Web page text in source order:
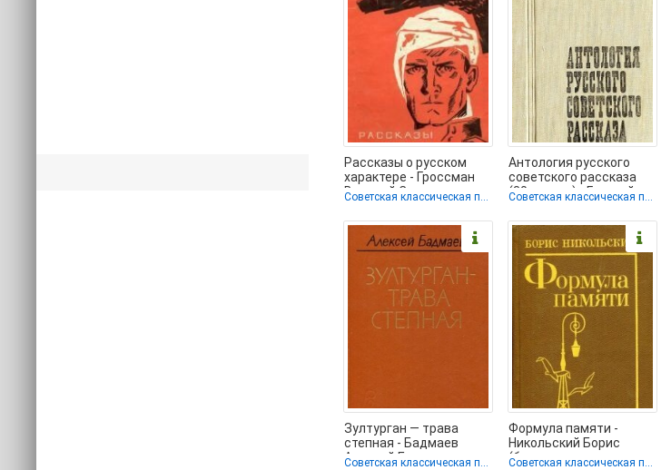
Рассказы о русском
характере - Гроссман
Василий Семенович
Советская классическая проза
Антология русского
советского рассказа
(30-е годы) - Горький
Советская классическая проза
Зултурган — трава
степная - Бадмаев
Алексей Балдуевич
Советская классическая проза
Формула памяти -
Никольский Борис
(бесплатная
Советская классическая проза